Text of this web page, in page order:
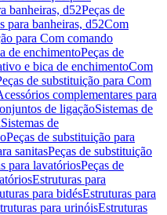
banheiras, d52Peças de
para banheiras, d52Com
para Com comando
de enchimentoPeças de
e bica de enchimentoCom
de substituição para Com
complementares para
de ligaçãoSistemas de
Sistemas de
Peças de substituição para
sanitasPeças de substituição
para lavatóriosPeças de
Estruturas para
para bidésEstruturas para
para urinóisEstruturas